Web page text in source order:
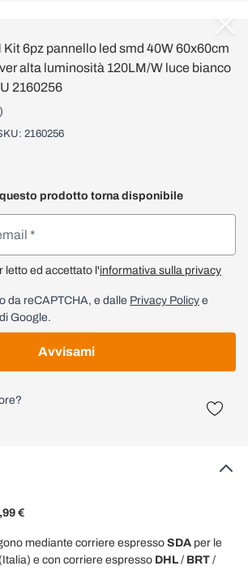
Kit 6pz pannello led smd 40W 60x60cm
alta luminosità 120LM/W luce bianco
2160256
2160256
prodotto torna disponibile
letto ed accettato l'informativa sulla privacy
da reCAPTCHA, e dalle Privacy Policy e
di Google.
Avvisami
€
mediante corriere espresso SDA per le
e con corriere espresso DHL / BRT /